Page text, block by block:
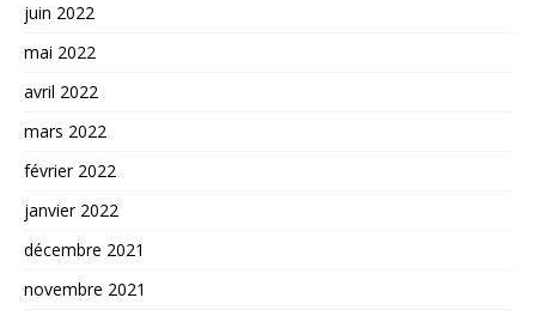
juin 2022
mai 2022
avril 2022
mars 2022
février 2022
janvier 2022
décembre 2021
novembre 2021